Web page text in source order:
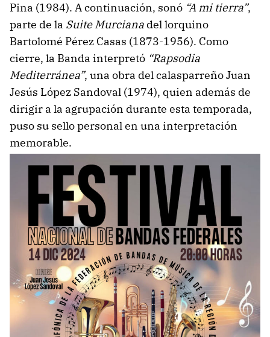
Pina (1984). A continuación, sonó “A mi tierra”,
parte de la Suite Murciana del lorquino
Bartolomé Pérez Casas (1873-1956). Como
cierre, la Banda interpretó “Rapsodia
Mediterránea”, una obra del calasparreño Juan
Jesús López Sandoval (1974), quien además de
dirigir a la agrupación durante esta temporada,
puso su sello personal en una interpretación
memorable.